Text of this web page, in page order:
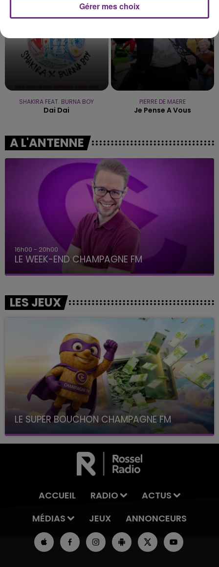
SHAKIRA FEAT. BURNA BOY
Dai Dai
PIERRE DE MAERE
Je Pense A Vous
A L'ANTENNE
7h00 - 12h00
LE WEEK-END CHAMPAGNE FM
LES JEUX
LE SUPER BOUCHON CHAMPAGNE FM
avec La Famille Champagne FM, à 8H10
ACCUEIL RADIO
ACTUS
MÉDIAS
JEUX ANNONCEURS
Gérer mes choix